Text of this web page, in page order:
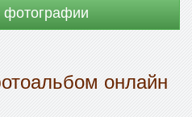
фотографии
онлайн